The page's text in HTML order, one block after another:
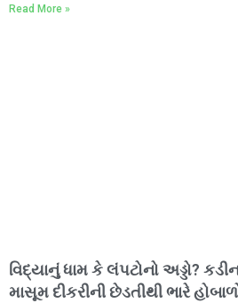
Read More »
વિદ્યાનું ધામ કે લંપટોનો અડ્ડો?
માસૂમ દીકરીની છેડતીથી ભારે